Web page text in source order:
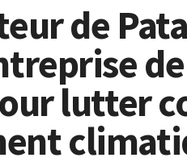
de
lutter